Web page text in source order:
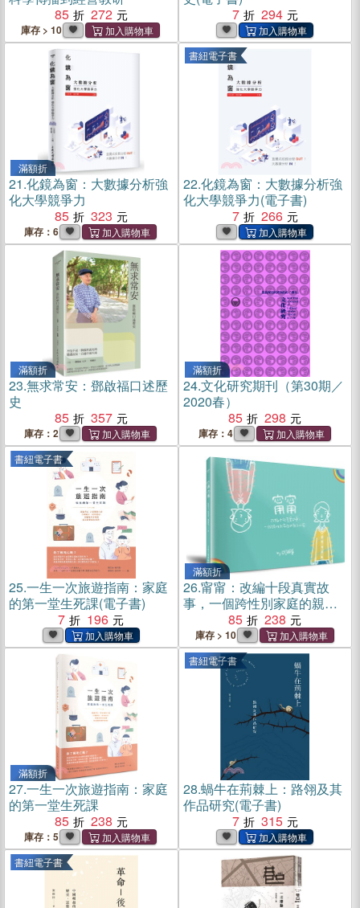
85
272
庫存 > 10
7
294
滿額折
21.化鏡為窗：大數據分析強
化大學競爭力
85
323
庫存：6
書紐電子書
22.化鏡為窗：大數據分析強
化大學競爭力(電子書)
7
266
滿額折
23.無求常安：鄧啟福口述歷
史
85
357
庫存：2
滿額折
24.文化研究期刊（第30期／
2020春）
85
298
庫存：4
書紐電子書
25.一生一次旅遊指南：家庭
的第一堂生死課(電子書)
7
196
滿額折
26.甯甯：改編十段真實故
事，一個跨性別家庭的親子
85 238
庫存 > 10
滿額折
27.一生一次旅遊指南：家庭
的第一堂生死課
85
238
庫存：5
書紐電子書
28.蝸牛在荊棘上：路翎及其
作品研究(電子書)
7
315
書紐電子書